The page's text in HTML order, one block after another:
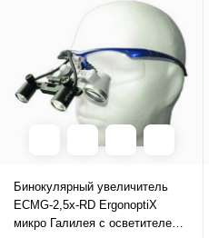
Бинокулярный увеличитель
ECMG-2,5x-RD ErgonoptiX
микро Галилея с осветителем